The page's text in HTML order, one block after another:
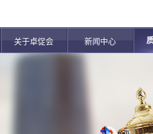
关于卓促会 新闻中心